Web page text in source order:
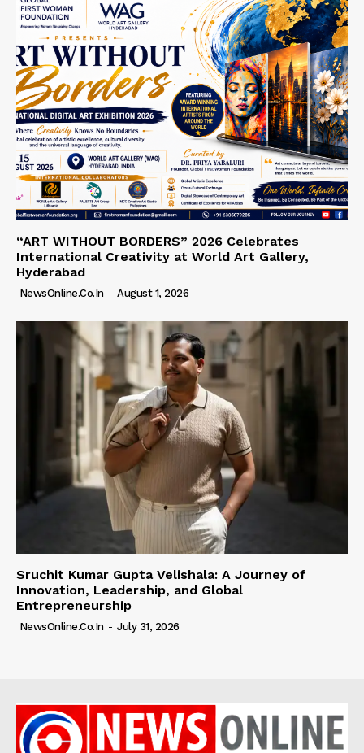
“ART WITHOUT BORDERS” 2026 Celebrates
International Creativity at World Art Gallery,
Hyderabad
NewsOnline.co.in - August 1, 2026
Sruchit Kumar Gupta Velishala: A Journey of
Innovation, Leadership, and Global
Entrepreneurship
NewsOnline.co.in - July 31, 2026